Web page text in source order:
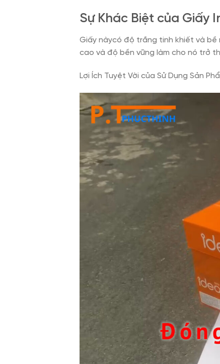
Sự Khác Biệt của Giấy
Giấy nàycó độ trắng tinh khiết và bề
cao và độ bền vững làm cho nó trở
Lợi Ích Tuyệt Vời của Sử Dụng Sản